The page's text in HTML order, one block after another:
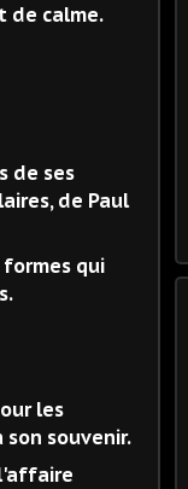
de calme.
de ses
de Paul
qui
les
souvenir.